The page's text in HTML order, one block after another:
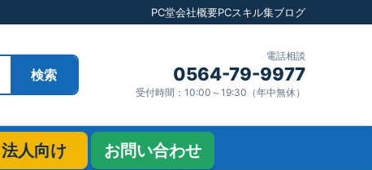
PC堂会社概要PCスキル集ブログ
検索
電話相談
0564-79-9977
受付時間：10:00～19:30（年中無休）
法人向け お問い合わせ